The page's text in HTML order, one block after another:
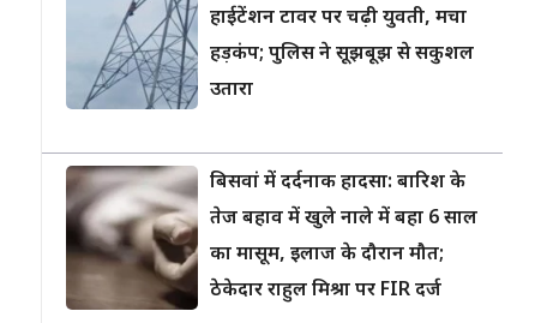
हाईटेंशन टावर पर चढ़ी युवती, मचा
हड़कंप; पुलिस ने सूझबूझ से सकुशल
उतारा
बिसवां में दर्दनाक हादसा: बारिश के
तेज बहाव में खुले नाले में बहा 6 साल
का मासूम, इलाज के दौरान मौत;
ठेकेदार राहुल मिश्रा पर FIR दर्ज